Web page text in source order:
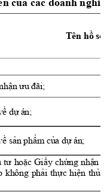
Tên hồ sơ
ưu đãi;
dự án;
sản phẩm của dự án;
tư hoặc Giấy chứng nhận
không phải thực hiện thủ